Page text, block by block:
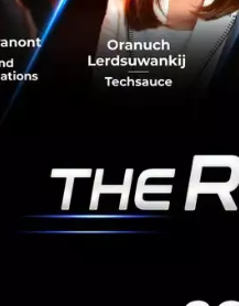
SCB ช่ว
2016
สิริกิติ์
งาน
Startup
ชกุล...
เมษายน